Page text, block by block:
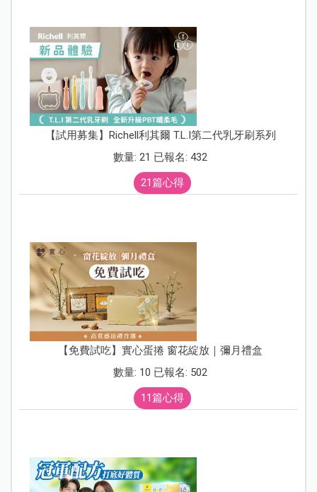
【試用募集】Richell利其爾 T.L.I第二代乳牙刷系列
數量: 21 已報名: 432
21篇心得
【免費試吃】實心蛋捲 窗花綻放｜彌月禮盒
數量: 10 已報名: 502
11篇心得